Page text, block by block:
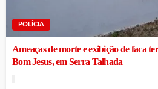
POLÍCIA
Ameaças de morte e exibição de faca
Bom Jesus, em Serra Talhada